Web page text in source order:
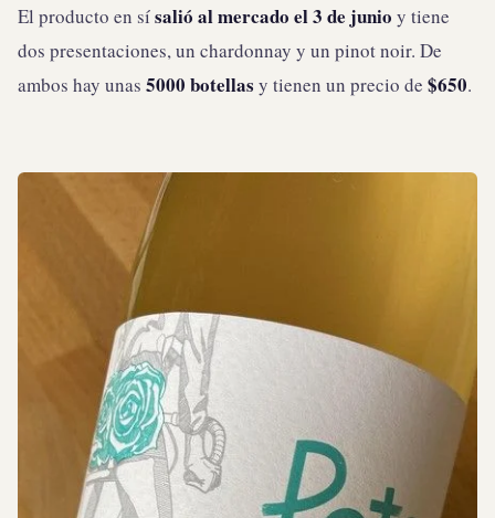
El producto en sísalió al mercado el 3 de junio y tiene
dos presentaciones, un chardonnay y un pinot noir. De
ambos hay unas 5000 botellas y tienen un precio de $650.